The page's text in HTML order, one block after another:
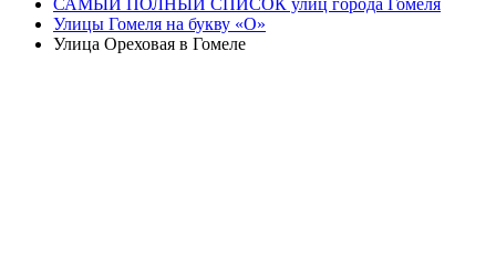
САМЫЙ ПОЛНЫЙ СПИСОК улиц города Гомеля
Улицы Гомеля на букву «О»
Улица Ореховая в Гомеле